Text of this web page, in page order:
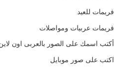
فريمات للعيد
فريمات عربيات ومواصلات
أكتب اسمك على الصور بالعربى اون
اكتب على صور موبايل